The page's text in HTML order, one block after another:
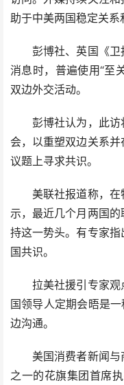
助于中美两国稳定关系
彭博社、英国《卫
消息时，普遍使用“至
双边外交活动。
彭博社认为，此访
会，以重塑双边关系
议题上寻求共识。
美联社报道称，在
示，最近几个月两国
持这一势头。有专家
国共识。
拉美社援引专家观
国领导人定期会晤是
边沟通。
美国消费者新闻与
之一的花旗集团首席